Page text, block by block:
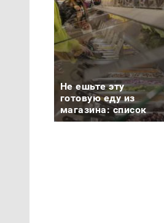
Не ешьте эту
готовую еду из
магазина: список